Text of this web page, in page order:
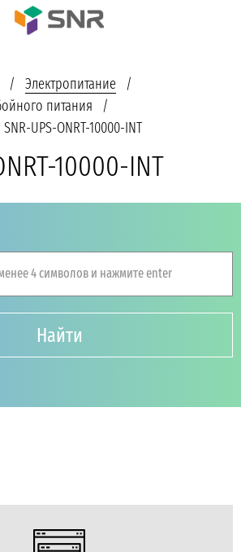
Электропитание
питания
SNR-UPS-ONRT-10000-INT
10000-INT
4 символов и нажмите enter
Найти